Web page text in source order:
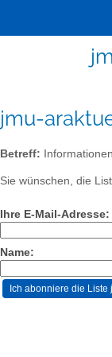
jmu-
Betreff:
Sie wünschen, die
Ihre E-Mail-Adresse:
Name: